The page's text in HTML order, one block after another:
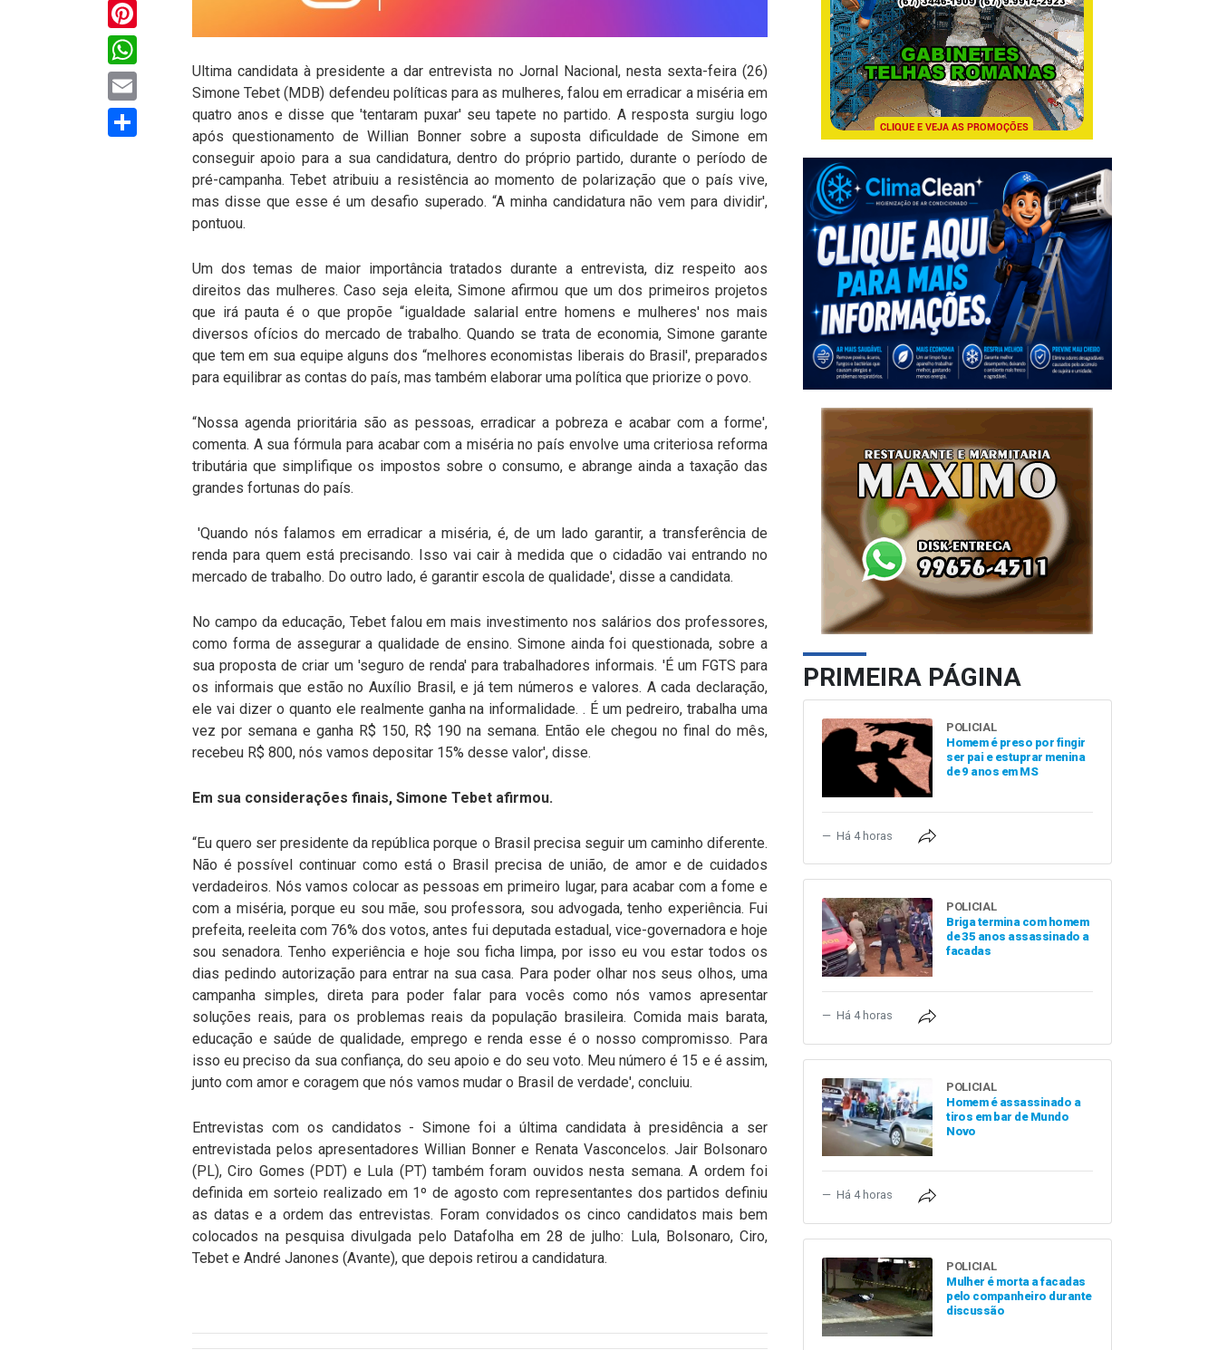
WhatsApp
Compartilhar
Ultima candidata à presidente a dar entrevista no Jornal Nacional, nesta sexta-feira (26)
Simone Tebet (MDB) defendeu políticas para as mulheres, falou em erradicar a miséria em
quatro anos e disse que 'tentaram puxar' seu tapete no partido. A resposta surgiu logo
após questionamento de Willian Bonner sobre a suposta dificuldade de Simone em
conseguir apoio para a sua candidatura, dentro do próprio partido, durante o período de
pré-campanha. Tebet atribuiu a resistência ao momento de polarização que o país vive,
mas disse que esse é um desafio superado. “A minha candidatura não vem para dividir',
pontuou.
Um dos temas de maior importância tratados durante a entrevista, diz respeito aos
direitos das mulheres. Caso seja eleita, Simone afirmou que um dos primeiros projetos
que irá pauta é o que propõe “igualdade salarial entre homens e mulheres' nos mais
diversos ofícios do mercado de trabalho. Quando se trata de economia, Simone garante
que tem em sua equipe alguns dos “melhores economistas liberais do Brasil', preparados
para equilibrar as contas do país, mas também elaborar uma política que priorize o povo.
“Nossa agenda prioritária são as pessoas, erradicar a pobreza e acabar com a forme',
comenta. A sua fórmula para acabar com a miséria no país envolve uma criteriosa reforma
tributária que simplifique os impostos sobre o consumo, e abrange ainda a taxação das
grandes fortunas do país.
'Quando nós falamos em erradicar a miséria, é, de um lado garantir, a transferência de
renda para quem está precisando. Isso vai cair à medida que o cidadão vai entrando no
mercado de trabalho. Do outro lado, é garantir escola de qualidade', disse a candidata.
No campo da educação, Tebet falou em mais investimento nos salários dos professores,
como forma de assegurar a qualidade de ensino. Simone ainda foi questionada, sobre a
sua proposta de criar um 'seguro de renda' para trabalhadores informais. 'É um FGTS para
os informais que estão no Auxílio Brasil, e já tem números e valores. A cada declaração,
ele vai dizer o quanto ele realmente ganha na informalidade. . É um pedreiro, trabalha uma
vez por semana e ganha R$ 150, R$ 190 na semana. Então ele chegou no final do mês,
recebeu R$ 800, nós vamos depositar 15% desse valor', disse.
Em sua considerações finais, Simone Tebet afirmou.
“Eu quero ser presidente da república porque o Brasil precisa seguir um caminho diferente.
Não é possível continuar como está o Brasil precisa de união, de amor e de cuidados
verdadeiros. Nós vamos colocar as pessoas em primeiro lugar, para acabar com a fome e
com a miséria, porque eu sou mãe, sou professora, sou advogada, tenho experiência. Fui
prefeita, reeleita com 76% dos votos, antes fui deputada estadual, vice-governadora e hoje
sou senadora. Tenho experiência e hoje sou ficha limpa, por isso eu vou estar todos os
dias pedindo autorização para entrar na sua casa. Para poder olhar nos seus olhos, uma
campanha simples, direta para poder falar para vocês como nós vamos apresentar
soluções reais, para os problemas reais da população brasileira. Comida mais barata,
educação e saúde de qualidade, emprego e renda esse é o nosso compromisso. Para
isso eu preciso da sua confiança, do seu apoio e do seu voto. Meu número é 15 e é assim,
junto com amor e coragem que nós vamos mudar o Brasil de verdade', concluiu.
Entrevistas com os candidatos - Simone foi a última candidata à presidência a ser
entrevistada pelos apresentadores Willian Bonner e Renata Vasconcelos. Jair Bolsonaro
(PL), Ciro Gomes (PDT) e Lula (PT) também foram ouvidos nesta semana. A ordem foi
definida em sorteio realizado em 1º de agosto com representantes dos partidos definiu
as datas e a ordem das entrevistas. Foram convidados os cinco candidatos mais bem
colocados na pesquisa divulgada pelo Datafolha em 28 de julho: Lula, Bolsonaro, Ciro,
Tebet e André Janones (Avante), que depois retirou a candidatura.
PRIMEIRA PÁGINA
POLICIAL
Homem é preso por fingir
ser pai e estuprar menina
de 9 anos em MS
Há 4 horas
POLICIAL
Briga termina com homem
de 35 anos assassinado a
facadas
Há 4 horas
POLICIAL
Homem é assassinado a
tiros em bar de Mundo
Novo
Há 4 horas
POLICIAL
Mulher é morta a facadas
pelo companheiro durante
discussão